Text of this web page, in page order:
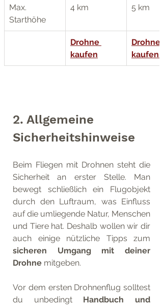
Max.
Starthöhe
4 km 5 km
Drohne
kaufen
Drohne
kaufen
2. Allgemeine
Sicherheitshinweise
Beim Fliegen mit Drohnen steht die
Sicherheit an erster Stelle. Man
bewegt schließlich ein Flugobjekt
durch den Luftraum, was Einfluss
auf die umliegende Natur, Menschen
und Tiere hat. Deshalb wollen wir dir
sicheren Umgang mit deiner
Drohne mitgeben.
Vor dem ersten Drohnenflug solltest
du unbedingt Handbuch und